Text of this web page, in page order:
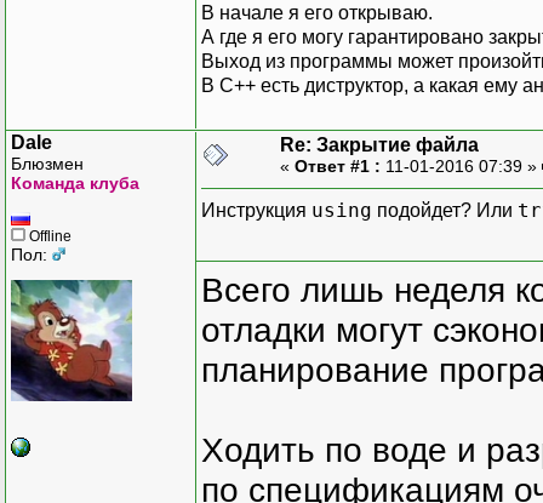
В начале я его открываю.
А где я его могу гарантировано
Выход из программы может
В С++ есть диструктор, а какая ему
Dale
Блюзмен
Команда клуба
Offline
Пол:
Re: Закрытие файла
« Ответ #1 : 11-01-2016 07:39 »
Инструкция using подойдет? Или
Всего лишь неделя
отладки могут
планирование
Ходить по воде и
по спецификациям